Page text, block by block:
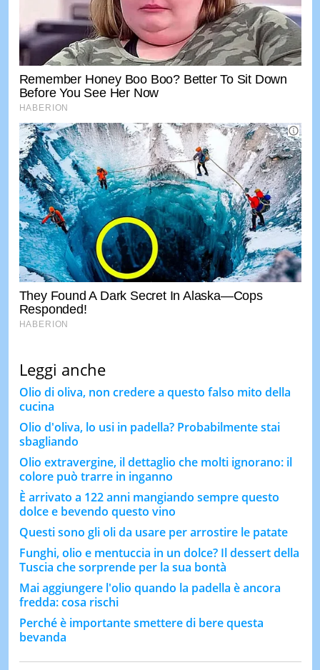
Leggi anche
Olio di oliva, non credere a questo falso mito della
cucina
Olio d'oliva, lo usi in padella? Probabilmente stai
sbagliando
Olio extravergine, il dettaglio che molti ignorano: il
colore può trarre in inganno
È arrivato a 122 anni mangiando sempre questo
dolce e bevendo questo vino
Questi sono gli oli da usare per arrostire le patate
Funghi, olio e mentuccia in un dolce? Il dessert della
Tuscia che sorprende per la sua bontà
Mai aggiungere l'olio quando la padella è ancora
fredda: cosa rischi
Perché è importante smettere di bere questa
bevanda